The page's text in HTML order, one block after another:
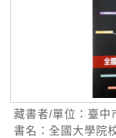
藏書者/單位：臺中
書名：全國大學院